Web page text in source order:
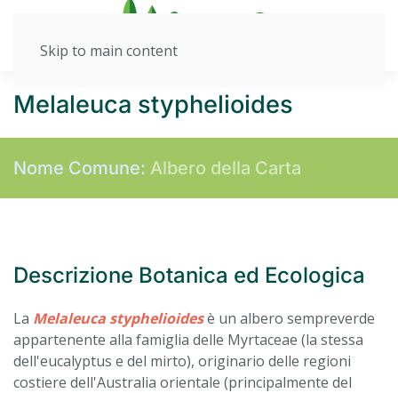
Skip to main content
Melaleuca styphelioides
Nome Comune: Albero della Carta
Descrizione Botanica ed Ecologica
La Melaleuca styphelioidesè un albero sempreverde
appartenente alla famiglia delle Myrtaceae (la stessa
dell'eucalyptus e del mirto), originario delle regioni
costiere dell'Australia orientale (principalmente del